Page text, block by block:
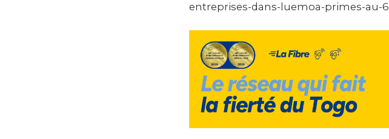
entreprises-dans-luemoa-primes-au-